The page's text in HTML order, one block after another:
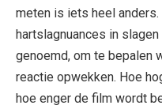
meten is iets heel
hartslagnuances in
genoemd, om te bepalen
reactie opwekken. Hoe
hoe enger de film wordt